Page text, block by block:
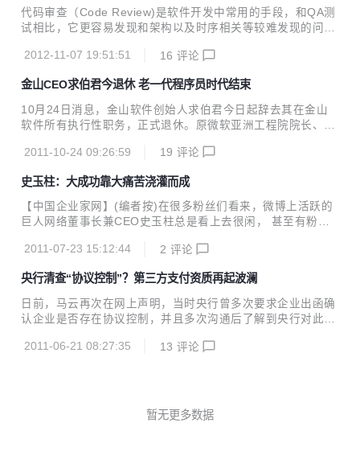
一。 近日，Struts2曝出2个高危安全漏洞，一个是使用缩写的
导航参数前缀时的远程代码执行漏洞，另一个是使用缩写的重
网站服务器的“最高权限”...
代码审查（Code Review)是软件开发中常用的手段，和QA测
试相比，它更容易发现和架构以及时序相关等较难发现的问
代码审查要求团队有良好的文化 团队需要认识到代码审查是为
“A的代码有个bug被B发现，所以A能力不行，B能力更好”，这
一类的陷阱很容易被扩散从而影响团队内部的协作，因此需要
避免。 另外，代码审查本身可以提高开发者的能力，让其从自
个流程有抵触或者反感，这个目的就达不到。 2. 谨慎的使用
2012-11-07 19:51:51 16 评论
金山CEO求伯君今退休 老一代程序员时代结束
10月24日消息，金山软件创始人求伯君今日起辞去其在金山
软件所有执行性职务，正式退休。原微软亚洲工程院院长、亚
首席执行官（CEO）。有观点指出，求伯君的退休也意味着老
君被喻为WPS之父，从1988年5月到1989年9月，求伯君把自
己关在张旋龙为他在深圳包的房间编写程序，只要是醒着，就
不停地写。什么时候困了，就睡一会儿，饿了就吃方便面。在
君生了三次病，第一次肝炎，第二次肝炎复发，第三次又复
2011-10-24 09:26:59 19 评论
史玉柱：大成功靠大痛苦浇灌而成
【中国企业家网】(编者按)在很多粉丝们看来，微博上活跃的
巨人网络董事长兼CEO史玉柱总是看上去很闲， 甚至有粉丝
能”。他笑着回应到：“做男人难，做单身男人更难。”前段时间
位商界大佬集体给自己开追悼会，这位网游大佬“史大嘴”的新
闻总是不断。 曾经一夜之间负责2.5亿，而之后又成为一个东
山再起的创业典范。喜欢“豪赌”，又能“玩命”，不得不承认这
机的闲人”。他亦坦承“俺早已胸无大志，厌倦是是非非。近年
2011-07-23 15:12:44 2 评论
央行清查“协议控制”？第三方支付资质再起波澜
日前，马云再次在网上声明，当时央行曾多次要求企业出函确
认企业是否存在协议控制，并且多次沟通后了解到央行对此事
家对支付宝事件的重新审视和行业性的支付牌照资质的质疑风
体公关在随后的十几分钟内马上向记者对事件进行了澄清，指
2011-06-21 08:27:35 13 评论
暂无更多数据